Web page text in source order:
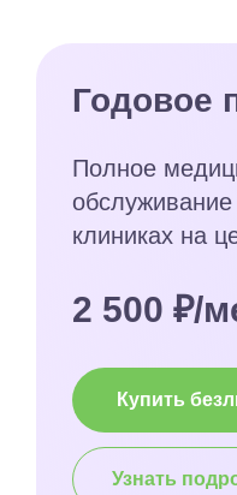
Годовое
Полное
клиниках на
2 500 ₽/
Купить
Узнать